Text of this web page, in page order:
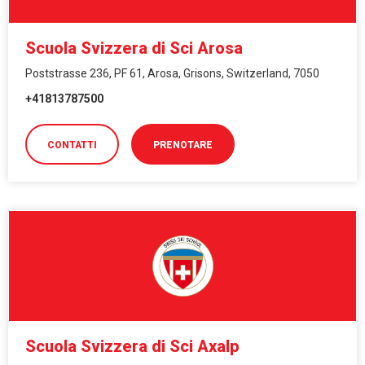
Scuola Svizzera di Sci Arosa
Poststrasse 236, PF 61, Arosa, Grisons, Switzerland, 7050
+41813787500
CONTATTI PRENOTARE
Scuola Svizzera di Sci Axalp